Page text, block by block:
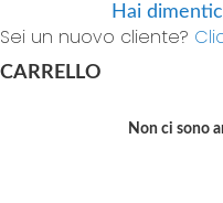
Hai
Sei un nuovo cliente?
CARRELLO
Non ci sono